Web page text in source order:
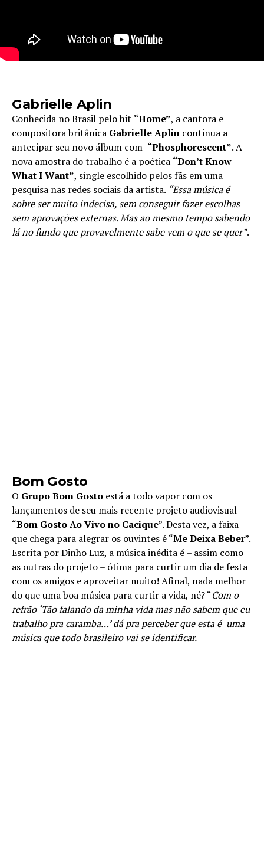
Gabrielle Aplin
Conhecida no Brasil pelo hit “Home”, a cantora e
compositora britânica Gabrielle Aplin continua a
antecipar seu novo álbum com “Phosphorescent”. A
nova amostra do trabalho é a poética “Don’t Know
What I Want”, single escolhido pelos fãs em uma
pesquisa nas redes sociais da artista. “Essa música é
sobre ser muito indecisa, sem conseguir fazer escolhas
sem aprovações externas. Mas ao mesmo tempo sabendo
lá no fundo que provavelmente sabe vem o que se quer”.
Bom Gosto
O Grupo Bom Gosto está a todo vapor com os
lançamentos de seu mais recente projeto audiovisual
“Bom Gosto Ao Vivo no Cacique”. Desta vez, a faixa
que chega para alegrar os ouvintes é “Me Deixa Beber”.
Escrita por Dinho Luz, a música inédita é – assim como
as outras do projeto – ótima para curtir um dia de festa
com os amigos e aproveitar muito! Afinal, nada melhor
do que uma boa música para curtir a vida, né? “Com o
refrão ‘Tão falando da minha vida mas não sabem que eu
trabalho pra caramba…’ dá pra perceber que esta é uma
música que todo brasileiro vai se identificar.